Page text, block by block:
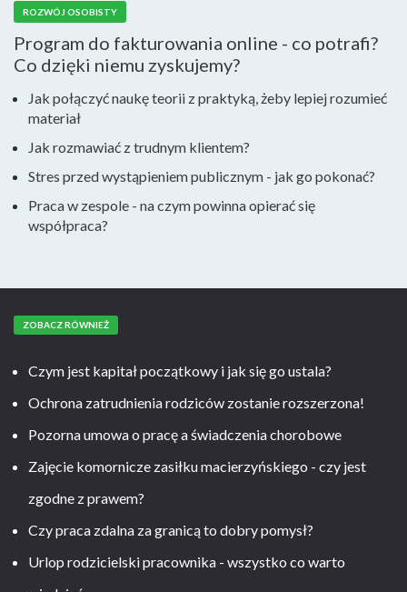
ROZWÓJ OSOBISTY
Program do fakturowania online - co potrafi?
Co dzięki niemu zyskujemy?
Jak połączyć naukę teorii z praktyką, żeby lepiej rozumieć
materiał
Jak rozmawiać z trudnym klientem?
Stres przed wystąpieniem publicznym - jak go pokonać?
Praca w zespole - na czym powinna opierać się
współpraca?
ZOBACZ RÓWNIEŻ
Czym jest kapitał początkowy i jak się go ustala?
Ochrona zatrudnienia rodziców zostanie rozszerzona!
Pozorna umowa o pracę a świadczenia chorobowe
Zajęcie komornicze zasiłku macierzyńskiego - czy jest
zgodne z prawem?
Czy praca zdalna za granicą to dobry pomysł?
Urlop rodzicielski pracownika - wszystko co warto